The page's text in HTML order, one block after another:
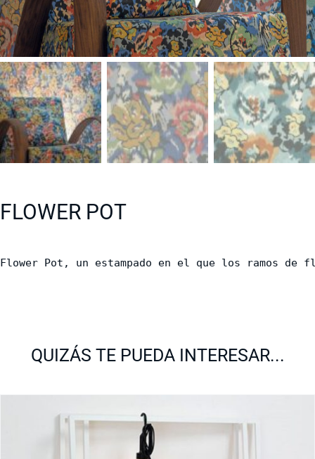
FLOWER POT
Flower Pot, un estampado en el que los ramos
QUIZÁS TE PUEDA INTERESAR...